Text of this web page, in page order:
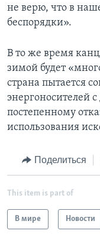
не верю, что в
беспорядки».
В то же время
зимой будет
страна пытается
энергоносителей
постепенному
использования
Поделиться
This item is part of
В мире Новости